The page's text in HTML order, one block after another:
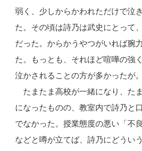
弱く、少しからかわれただけで泣
た。その頃は詩乃は武史にとって
だった。からかうやつがいれば腕
た。もっとも、それほど喧嘩の強
泣かされることの方が多かったが。
たまたま高校が一緒になり、た
になったものの、教室内で詩乃と
でなかった。授業態度の悪い「不
などと噂が立てば、詩乃にどうい